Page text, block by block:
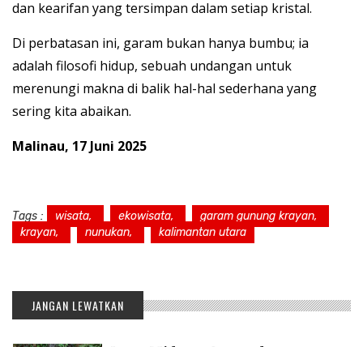
dan kearifan yang tersimpan dalam setiap kristal.
Di perbatasan ini, garam bukan hanya bumbu; ia
adalah filosofi hidup, sebuah undangan untuk
merenungi makna di balik hal-hal sederhana yang
sering kita abaikan.
Malinau, 17 Juni 2025
Tags : wisata, ekowisata,
garam gunung krayan,
krayan,
nunukan, kalimantan utara
JANGAN LEWATKAN